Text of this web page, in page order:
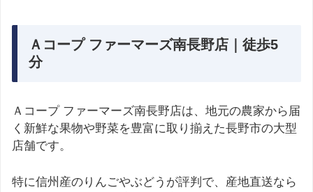
Ａコープ ファーマーズ南長野店｜徒歩5
分
Ａコープ ファーマーズ南長野店は、地元の農家から届
く新鮮な果物や野菜を豊富に取り揃えた長野市の大型
店舗です。
特に信州産のりんごやぶどうが評判で、産地直送なら